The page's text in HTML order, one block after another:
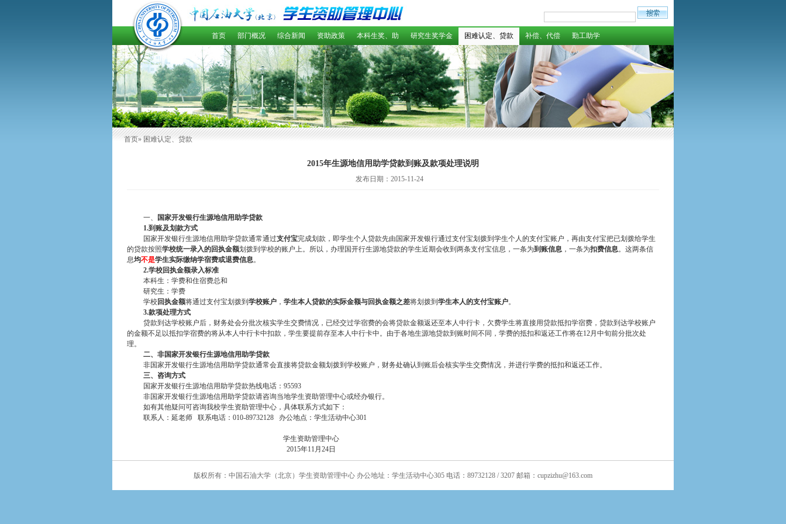
首页 部门概况 综合新闻 资助政策 本科生奖、助 研究生奖学金 困难认定、贷款 补偿、代偿 勤工助学
首页» 困难认定、贷款
2015年生源地信用助学贷款到账及款项处理说明
发布日期：2015-11-24
一、
国家开发银行生源地信用助学贷款
1.到账及划款方式
国家开发银行生源地信用助学贷款通常通过支付宝完成划款，即学生个人贷款先由国家开发银行通过支付宝划拨到学生个人的支付宝账户，再由支付宝把已划拨给学生
的贷款按照学校统一录入的回执金额划拨到学校的账户上。所以，办理国开行生源地贷款的学生近期会收到两条支付宝信息，一条为到账信息 ，一条为扣费信息。这两条信
息均不是学生实际缴纳学宿费或退费信息。
2.学校回执金额录入标准
本科生：学费和住宿费总和
研究生：学费
学校回执金额将通过支付宝划拨到 学校账户 ， 学生本人贷款的实际金额与回执金额之差将划拨到 学生本人的支付宝账户。
3.款项处理方式
贷款到达学校账户后，财务处会分批次核实学生交费情况，已经交过学宿费的会将贷款金额返还至本人中行卡，欠费学生将直接用贷款抵扣学宿费，贷款到达学校账户
的金额不足以抵扣学宿费的将从本人中行卡中扣款，学生要提前存至本人中行卡中。由于各地生源地贷款到账时间不同，学费的抵扣和返还工作将在12月中旬前分批次处
理。
二、非国家开发银行生源地信用助学贷款
非国家开发银行生源地信用助学贷款通常会直接将贷款金额划拨到学校账户，财务处确认到账后会核实学生交费情况，并进行学费的抵扣和返还工作。
三、咨询方式
国家开发银行生源地信用助学贷款热线电话： 95593
非国家开发银行生源地信用助学贷款请咨询当地学生资助管理中心或经办银行。
如有其他疑问可咨询我校学生资助管理中心，具体联系方式如下：
联系人：延老师
联系电话： 010-89732128 办公地点：学生活动中心301
学生资助管理中心
2015年11月24日
版权所有：中国石油大学（北京）学生资助管理中心 办公地址：学生活动中心305 电话：89732128 / 3207 邮箱： cupzizhu@163.com